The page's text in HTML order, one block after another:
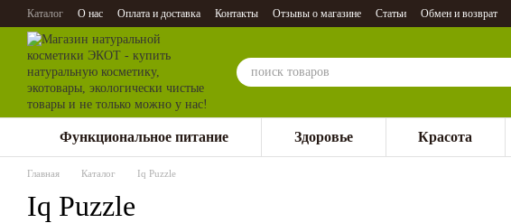
Перейти к основному контенту
Каталог О нас Оплата и доставка Контакты Отзывы о магазине Статьи Обмен и возврат
Функциональное питание Здоровье Красота
Главная Каталог Iq Puzzle
Iq Puzzle